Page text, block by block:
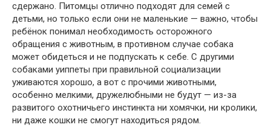
сдержано. Питомцы отлично подходят для семей с
детьми, но только если они не маленькие — важно, чтобы
ребёнок понимал необходимость осторожного
обращения с животным, в противном случае собака
может обидеться и не подпускать к себе. С другими
собаками уиппеты при правильной социализации
уживаются хорошо, а вот с прочими животными,
особенно мелкими, дружелюбными не будут — из-за
развитого охотничьего инстинкта ни хомячки, ни кролики,
ни даже кошки не смогут находиться рядом.